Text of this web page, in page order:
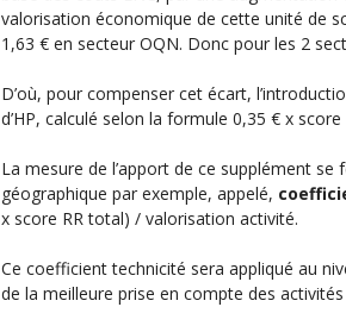
valorisation économique de cette unité de
1,63 € en secteur OQN. Donc pour les 2
D’où, pour compenser cet écart,
d’HP, calculé selon la formule 0,35 € x score
La mesure de l’apport de ce supplément
géographique par exemple, appelé,
x score RR total) / valorisation activité.
Ce coefficient technicité sera appliqué au
de la meilleure prise en compte des activités